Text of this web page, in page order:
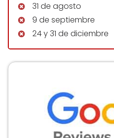
31 de agosto
9 de septiembre
24 y 31 de diciembre